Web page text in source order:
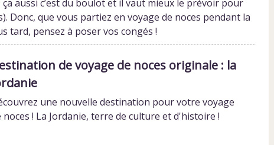
aussi c’est du boulot et il vaut mieux le prévoir pour
Donc, que vous partiez en voyage de noces pendant la
tard, pensez à poser vos congés !
de voyage de noces originale : la
une nouvelle destination pour votre voyage
noces ! La Jordanie, terre de culture et d'histoire !